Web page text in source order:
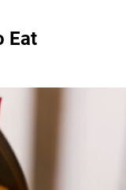
Eat